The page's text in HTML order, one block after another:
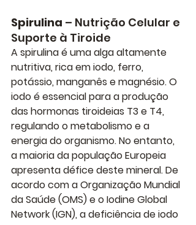
Spirulina – Nutrição Celular e
Suporte à Tiroide
A spirulina é uma alga altamente
nutritiva, rica em iodo, ferro,
potássio, manganês e magnésio. O
iodo é essencial para a produção
das hormonas tiroideias T3 e T4,
regulando o metabolismo e a
energia do organismo. No entanto,
a maioria da população Europeia
apresenta défice deste mineral. De
acordo com a Organização Mundial
da Saúde (OMS) e o Iodine Global
Network (IGN), a deficiência de iodo